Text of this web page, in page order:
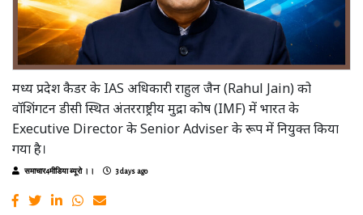
मध्य प्रदेश कैडर के IAS अधिकारी राहुल जैन (Rahul Jain) को
वॉशिंगटन डीसी स्थित अंतरराष्ट्रीय मुद्रा कोष (IMF) में भारत के
Executive Director के Senior Adviser के रूप में नियुक्त किया
गया है।
समाचार4मीडिया ब्यूरो ।। 3 days ago